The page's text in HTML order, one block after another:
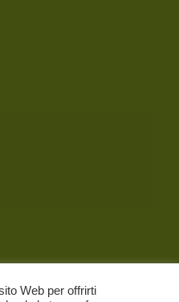
Web per offrirti